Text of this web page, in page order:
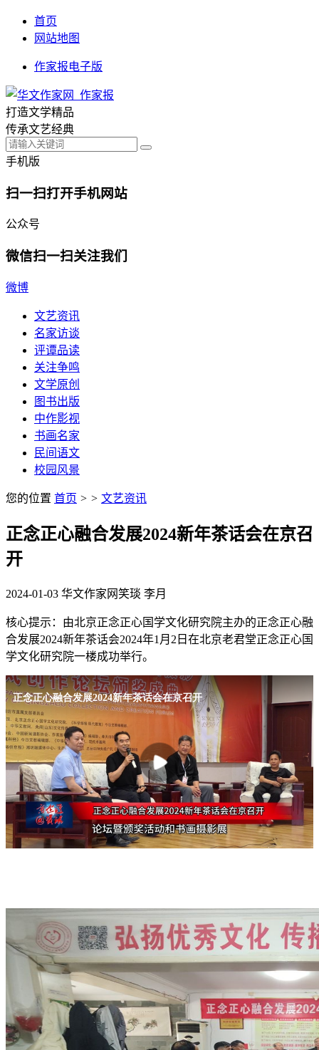
首页
网站地图
作家报电子版
打造文学精品
传承文艺经典
手机版
扫一扫打开手机网站
公众号
微信扫一扫关注我们
微博
文艺资讯
名家访谈
评谭品读
关注争鸣
文学原创
图书出版
中作影视
书画名家
民间语文
校园风景
您的位置 首页 > > 文艺资讯
正念正心融合发展2024新年茶话会在京召
开
2024-01-03 华文作家网笑琰 李月
核心提示：由北京正念正心国学文化研究院主办的正念正心融
合发展2024新年茶话会2024年1月2日在北京老君堂正念正心国
学文化研究院一楼成功举行。